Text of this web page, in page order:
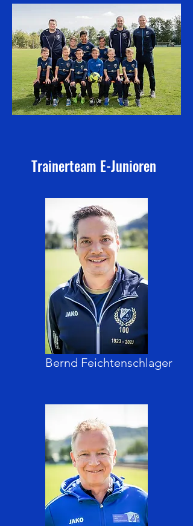
Trainerteam E-Junioren
Bernd Feichtenschlager